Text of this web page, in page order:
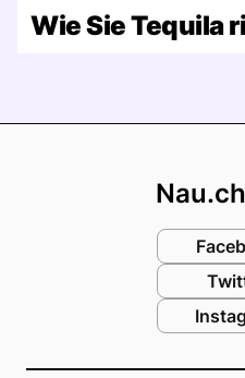
Wie Sie Tequila